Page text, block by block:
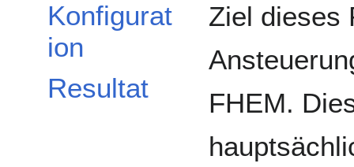
Konfigurat
ion
Resultat
Ziel dieses
FHEM.